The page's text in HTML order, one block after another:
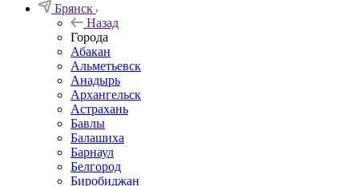
Брянск
Назад
Города
Абакан
Альметьевск
Анадырь
Архангельск
Астрахань
Бавлы
Балашиха
Барнаул
Белгород
Биробиджан